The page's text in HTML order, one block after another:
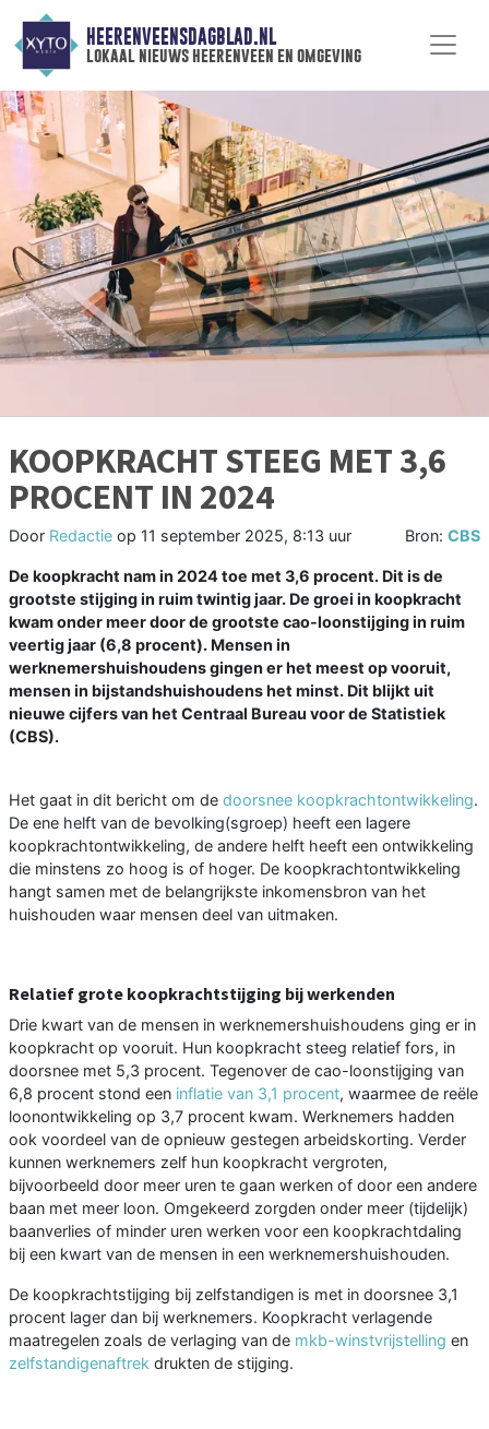
HEERENVEENSDAGBLAD.NL
lokaal nieuws heerenveen en omgeving
KOOPKRACHT STEEG MET 3,6
PROCENT IN 2024
Door Redactie op 11 september 2025, 8:13 uur Bron: CBS
De koopkracht nam in 2024 toe met 3,6 procent. Dit is de
grootste stijging in ruim twintig jaar. De groei in koopkracht
kwam onder meer door de grootste cao-loonstijging in ruim
veertig jaar (6,8 procent). Mensen in
werknemershuishoudens gingen er het meest op vooruit,
mensen in bijstandshuishoudens het minst. Dit blijkt uit
nieuwe cijfers van het Centraal Bureau voor de Statistiek
(CBS).
Het gaat in dit bericht om de doorsnee koopkrachtontwikkeling.
De ene helft van de bevolking(sgroep) heeft een lagere
koopkrachtontwikkeling, de andere helft heeft een ontwikkeling
die minstens zo hoog is of hoger. De koopkrachtontwikkeling
hangt samen met de belangrijkste inkomensbron van het
huishouden waar mensen deel van uitmaken.
Relatief grote koopkrachtstijging bij werkenden
Drie kwart van de mensen in werknemershuishoudens ging er in
koopkracht op vooruit. Hun koopkracht steeg relatief fors, in
doorsnee met 5,3 procent. Tegenover de cao-loonstijging van
6,8 procent stond een inflatie van 3,1 procent, waarmee de reële
loonontwikkeling op 3,7 procent kwam. Werknemers hadden
ook voordeel van de opnieuw gestegen arbeidskorting. Verder
kunnen werknemers zelf hun koopkracht vergroten,
bijvoorbeeld door meer uren te gaan werken of door een andere
baan met meer loon. Omgekeerd zorgden onder meer (tijdelijk)
baanverlies of minder uren werken voor een koopkrachtdaling
bij een kwart van de mensen in een werknemershuishouden.
De koopkrachtstijging bij zelfstandigen is met in doorsnee 3,1
procent lager dan bij werknemers. Koopkracht verlagende
maatregelen zoals de verlaging van de mkb-winstvrijstelling en
zelfstandigenaftrek drukten de stijging.